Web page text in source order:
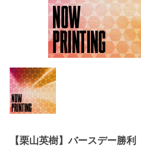
【栗山英樹】バースデー勝利